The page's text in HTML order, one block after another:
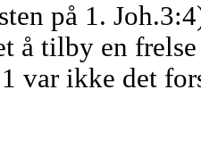
på 1.
å tilby en
var ikke det